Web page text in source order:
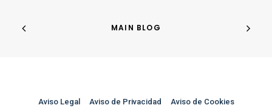
MAIN BLOG
Aviso Legal Aviso de Privacidad Aviso de Cookies